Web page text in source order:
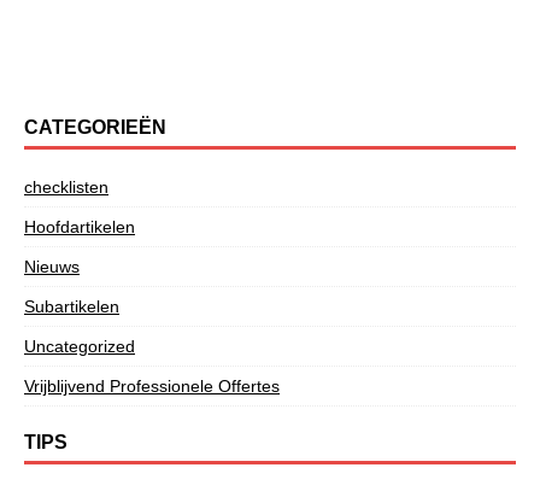
CATEGORIEËN
checklisten
Hoofdartikelen
Nieuws
Subartikelen
Uncategorized
Vrijblijvend Professionele Offertes
TIPS